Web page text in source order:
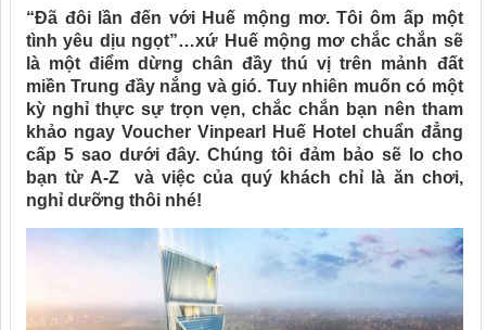
“Đã đôi lần đến với Huế mộng mơ. Tôi ôm ấp một
tình yêu dịu ngọt”…xứ Huế mộng mơ chắc chắn sẽ
là một điểm dừng chân đầy thú vị trên mảnh đất
miền Trung đầy nắng và gió. Tuy nhiên muốn có một
kỳ nghỉ thực sự trọn vẹn, chắc chắn bạn nên tham
khảo ngay Voucher Vinpearl Huế Hotel chuẩn đẳng
cấp 5 sao dưới đây. Chúng tôi đảm bảo sẽ lo cho
bạn từ A-Z và việc của quý khách chỉ là ăn chơi,
nghỉ dưỡng thôi nhé!